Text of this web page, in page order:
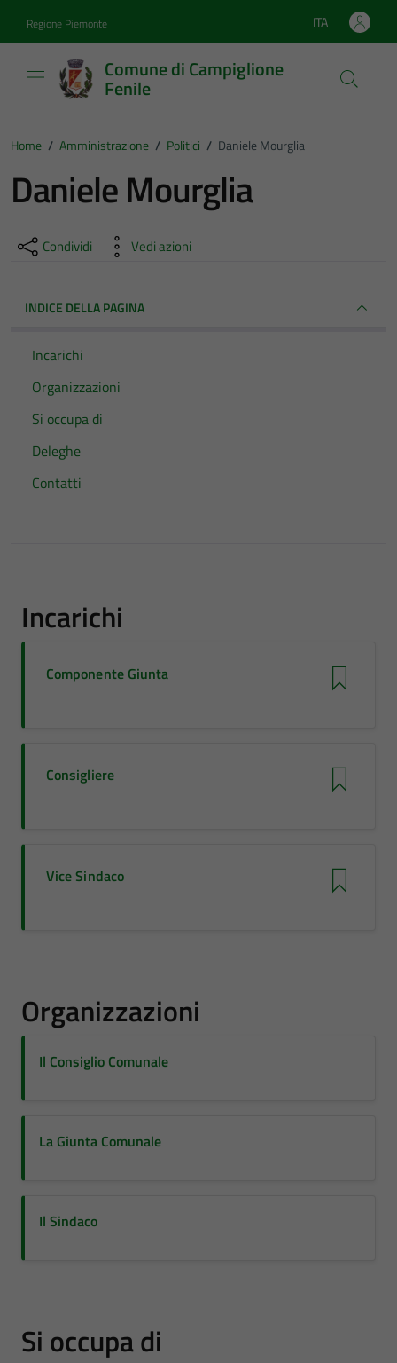
Regione Piemonte Lingua attiva:
ITA
Comune di Campiglione
Fenile
Home / Amministrazione / Politici / Daniele Mourglia
Daniele Mourglia
Condividi Vedi azioni
INDICE DELLA PAGINA
Incarichi
Organizzazioni
Si occupa di
Deleghe
Contatti
Incarichi
Componente Giunta
Consigliere
Vice Sindaco
Organizzazioni
Il Consiglio Comunale
La Giunta Comunale
Il Sindaco
Si occupa di